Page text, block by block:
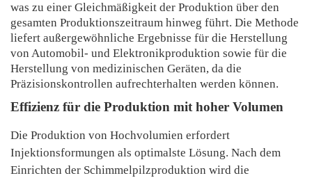
was zu einer Gleichmäßigkeit der Produktion über den
gesamten Produktionszeitraum hinweg führt. Die Methode
liefert außergewöhnliche Ergebnisse für die Herstellung
von Automobil- und Elektronikproduktion sowie für die
Herstellung von medizinischen Geräten, da die
Präzisionskontrollen aufrechterhalten werden können.
Effizienz für die Produktion mit hoher Volumen
Die Produktion von Hochvolumien erfordert
Injektionsformungen als optimalste Lösung. Nach dem
Einrichten der Schimmelpilzproduktion wird die